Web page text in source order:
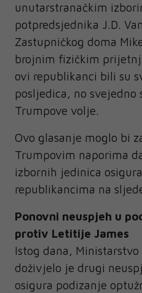
unutarstranačkim
potpredsjednika J.D.
Zastupničkog doma
brojnim fizičkim
ovi republikanci bili su
posljedica, no svejedno
Trumpove volje.
Ovo glasanje moglo bi
Trumpovim naporima
izbornih jedinica
republikancima na
Ponovni neuspjeh u
protiv Letitije James
Istog dana,
doživjelo je drugi
osigura podizanje